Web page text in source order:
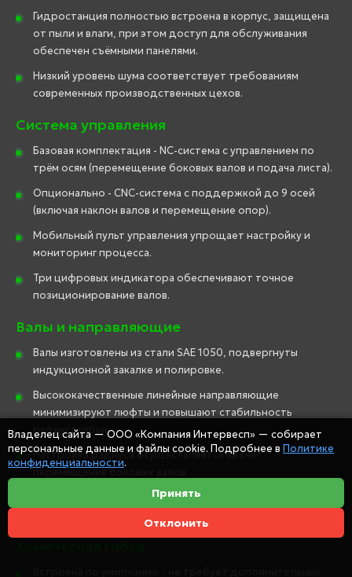
Гидростанция полностью встроена в корпус, защищена
от пыли и влаги, при этом доступ для обслуживания
обеспечен съёмными панелями.
Низкий уровень шума соответствует требованиям
современных производственных цехов.
Система управления
Базовая комплектация - NC-система с управлением по
трём осям (перемещение боковых валов и подача листа).
Опционально - CNC-система с поддержкой до 9 осей
(включая наклон валов и перемещение опор).
Мобильный пульт управления упрощает настройку и
мониторинг процесса.
Три цифровых индикатора обеспечивают точное
позиционирование валов.
Валы и направляющие
Валы изготовлены из стали SAE 1050, подвергнуты
индукционной закалке и полировке.
Высококачественные линейные направляющие
минимизируют люфты и повышают стабильность
радиуса гибки.
Настройка радиуса осуществляется за счёт
перемещения боковых валов.
Двухскоростной режим позволяет выбирать
Владелец сайта — ООО «Компания Интервесп» — собирает
персональные данные и файлы cookie. Подробнее в Политике
конфиденциальности.
Принять
Отклонить